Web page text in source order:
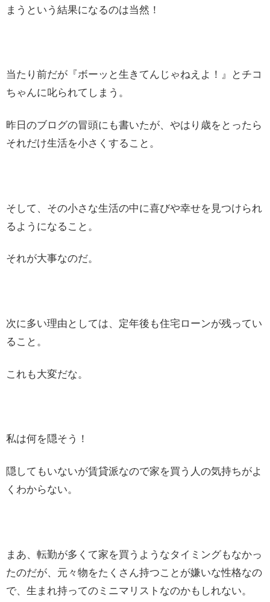
まうという結果になるのは当然！
当たり前だが『ボーッと生きてんじゃねえよ！』とチコ
ちゃんに叱られてしまう。
昨日のブログの冒頭にも書いたが、やはり歳をとったら
それだけ生活を小さくすること。
そして、その小さな生活の中に喜びや幸せを見つけられ
るようになること。
それが大事なのだ。
次に多い理由としては、定年後も住宅ローンが残ってい
ること。
これも大変だな。
私は何を隠そう！
隠してもいないが賃貸派なので家を買う人の気持ちがよ
くわからない。
まあ、転勤が多くて家を買うようなタイミングもなかっ
たのだが、元々物をたくさん持つことが嫌いな性格なの
で、生まれ持ってのミニマリストなのかもしれない。